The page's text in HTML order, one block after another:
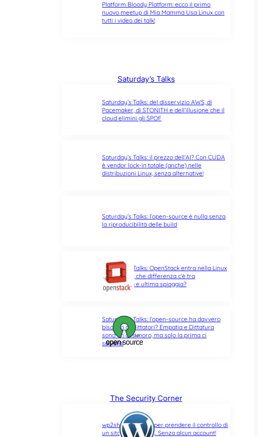
Platform Bloody Platform: ecco il primo
nuovo meetup di Mia Mamma Usa Linux con
tutti i video dei talk!
Saturday’s Talks
Saturday’s Talks: del disservizio AWS, di
Pacemaker, di STONITH e dell’illusione che il
cloud elimini gli SPOF
Saturday’s Talks: il prezzo dell’AI? Con CUDA
è vendor lock-in totale (anche) nelle
distribuzioni Linux, senza alternative!
Saturday’s Talks: l’open-source è nulla senza
la riproducibilità delle build
Saturday’s Talks: OpenStack entra nella Linux
Foundation, che differenza c’è tra
opportunità e ultima spiaggia?
Saturday’s Talks: l’open-source ha davvero
bisogno di Dittatori? Empatia e Dittatura
sono un ossimoro, ma solo la prima ci
salverà!
The Security Corner
wp2shell: due CVE per prendere il controllo di
un sito WordPress… Senza alcun account!